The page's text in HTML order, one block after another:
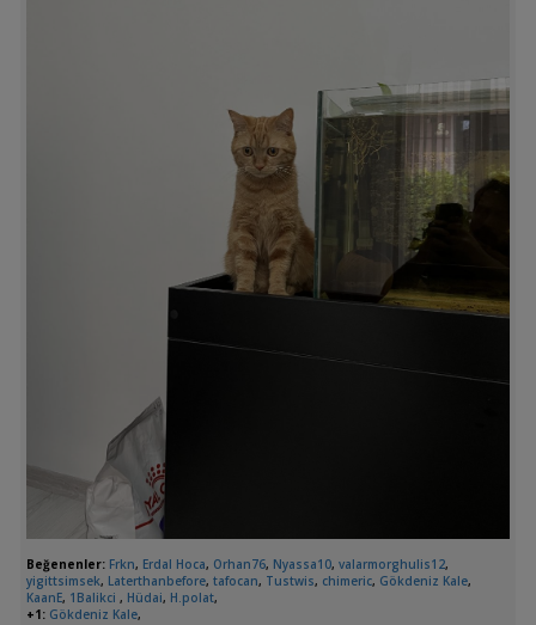
Beğenenler: Frkn, Erdal Hoca, Orhan76, Nyassa10, valarmorghulis12,
yigittsimsek, Laterthanbefore, tafocan, Tustwis, chimeric, Gökdeniz Kale,
KaanE, 1Balikci , Hüdai, H.polat,
+1: Gökdeniz Kale,